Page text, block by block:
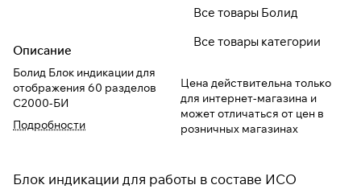
Описание
Болид Блок индикации для
отображения 60 разделов
С2000-БИ
Подробности
Все товары Болид
Все товары категории
Цена действительна только
для интернет-магазина и
может отличаться от цен в
розничных магазинах
Блок индикации для работы в составе ИСО